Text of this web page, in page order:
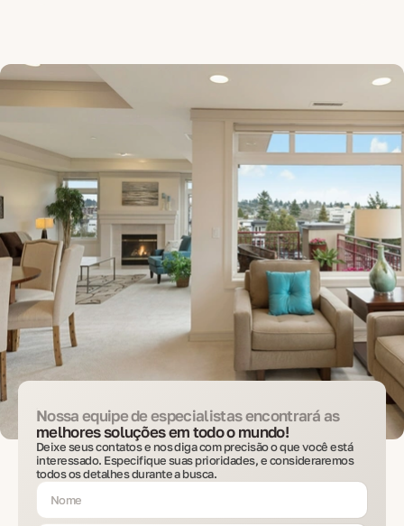
Nossa equipe de especialistas encontrará as
melhores soluções em todo o mundo!
Deixe seus contatos e nos diga com precisão o que você está
interessado. Especifique suas prioridades, e consideraremos
todos os detalhes durante a busca.